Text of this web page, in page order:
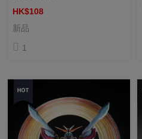
HK$108
新品
1